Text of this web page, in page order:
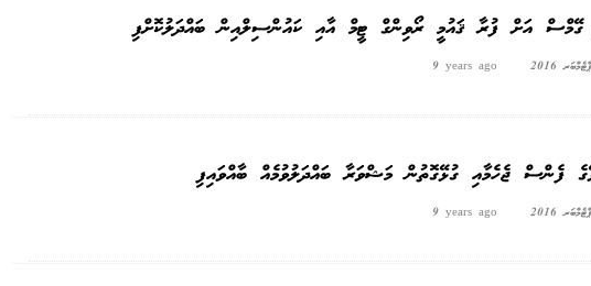
އަށް ފުރާ ޤައުމީ ރޯވިންގް ޓީމް އާއި ކައުންސިލްއިން ބައްދަލުކޮށްފި
9 years ago
ފެންސް ޖެހެމާއި ގުޅޭގޮތުން މަޝްވަރާ ބައްދަލުވުމެއް ބާއްވައިފި
9 years ago